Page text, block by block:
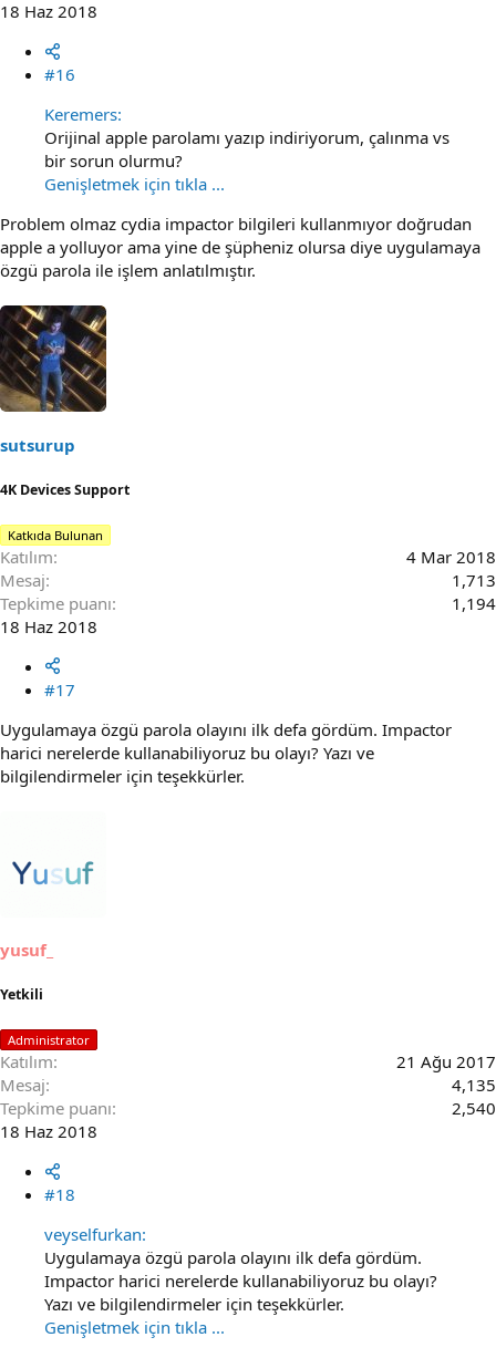
18 Haz 2018
#16
Keremers:
Orijinal apple parolamı yazıp indiriyorum, çalınma vs
bir sorun olurmu?
Genişletmek için tıkla ...
Problem olmaz cydia impactor bilgileri kullanmıyor doğrudan
apple a yolluyor ama yine de şüpheniz olursa diye uygulamaya
özgü parola ile işlem anlatılmıştır.
sutsurup
4K Devices Support
Katkıda Bulunan
Katılım
4 Mar 2018
Mesaj
1,713
Tepkime puanı
1,194
18 Haz 2018
#17
Uygulamaya özgü parola olayını ilk defa gördüm. Impactor
harici nerelerde kullanabiliyoruz bu olayı? Yazı ve
bilgilendirmeler için teşekkürler.
yusuf_
Yetkili
Administrator
Katılım
21 Ağu 2017
Mesaj
4,135
Tepkime puanı
2,540
18 Haz 2018
#18
veyselfurkan:
Uygulamaya özgü parola olayını ilk defa gördüm.
Impactor harici nerelerde kullanabiliyoruz bu olayı?
Yazı ve bilgilendirmeler için teşekkürler.
Genişletmek için tıkla ...